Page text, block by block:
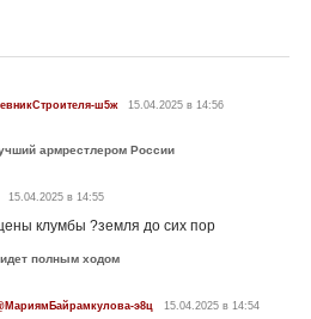
ш5ж 15.04.2025 в 14:56
армрестлером России
15.04.2025 в 14:55
клумбы ?земля до сих пор
полным ходом
э8ц 15.04.2025 в 14:54